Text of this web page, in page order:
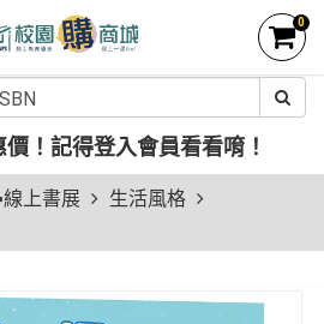
0
！ 記得登入會員看看唷！
線上書展
生活風格